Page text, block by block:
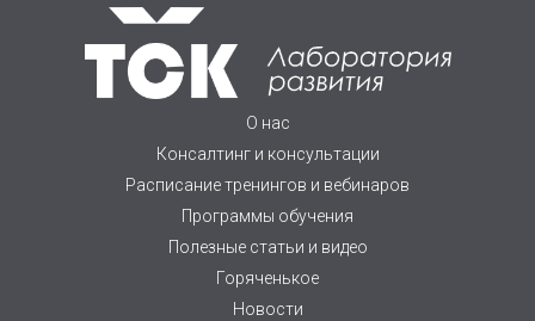
О нас
Консалтинг и консультации
Расписание тренингов и вебинаров
Программы обучения
Полезные статьи и видео
Горяченькое
Новости